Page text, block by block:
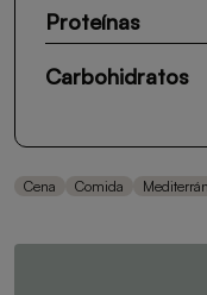
Proteínas
Carbohidratos
Cena Comida